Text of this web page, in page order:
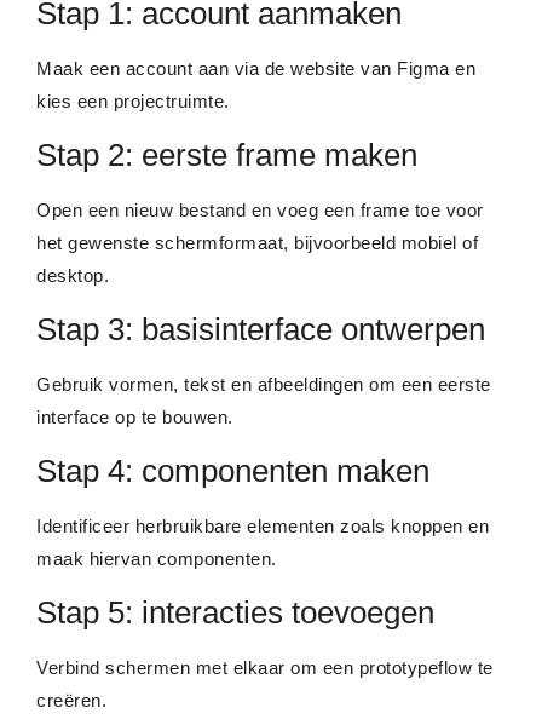
Stap 1: account aanmaken
Maak een account aan via de website van Figma en
kies een projectruimte.
Stap 2: eerste frame maken
Open een nieuw bestand en voeg een frame toe voor
het gewenste schermformaat, bijvoorbeeld mobiel of
desktop.
Stap 3: basisinterface ontwerpen
Gebruik vormen, tekst en afbeeldingen om een eerste
interface op te bouwen.
Stap 4: componenten maken
Identificeer herbruikbare elementen zoals knoppen en
maak hiervan componenten.
Stap 5: interacties toevoegen
Verbind schermen met elkaar om een prototypeflow te
creëren.